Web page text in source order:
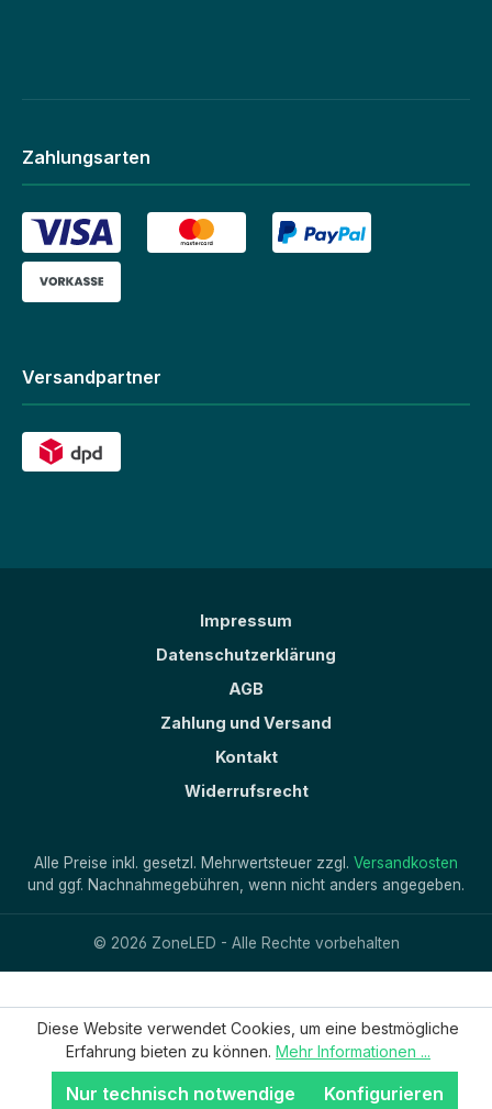
Zahlungsarten
Versandpartner
Impressum
Datenschutzerklärung
AGB
Zahlung und Versand
Kontakt
Widerrufsrecht
Alle Preise inkl. gesetzl. Mehrwertsteuer zzgl. Versandkosten
und ggf. Nachnahmegebühren, wenn nicht anders angegeben.
© 2026 ZoneLED - Alle Rechte vorbehalten
Diese Website verwendet Cookies, um eine bestmögliche
Erfahrung bieten zu können. Mehr Informationen ...
Nur technisch notwendige Konfigurieren